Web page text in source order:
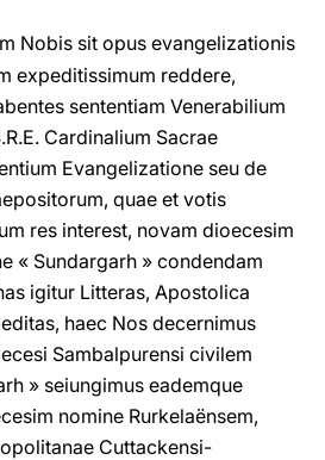
Nobis sit opus evangelizationis
expeditissimum reddere,
sententiam Venerabilium
Cardinalium Sacrae
Evangelizatione seu de
quae et votis
res interest, novam dioecesim
« Sundargarh » condendam
igitur Litteras, Apostolica
haec Nos decernimus
Sambalpurensi civilem
» seiungimus eademque
nomine Rurkelaënsem,
Cuttackensi-